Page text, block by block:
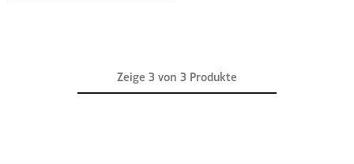
Zeige 3von 3 Produkte